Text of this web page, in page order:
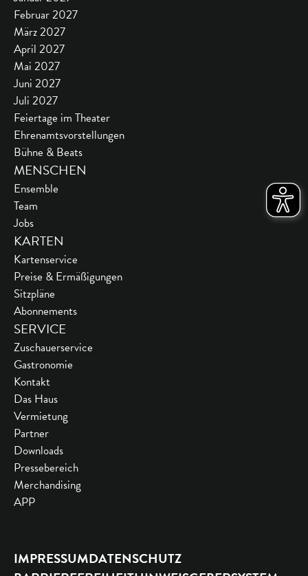
Februar 2027
März 2027
April 2027
Mai 2027
Juni 2027
Juli 2027
Feiertage im Theater
Ehrenamtsvorstellungen
Bühne & Beats
MENSCHEN
Ensemble
Team
Jobs
KARTEN
Kartenservice
Preise & Ermäßigungen
Sitzpläne
Abonnements
SERVICE
Zuschauerservice
Gastronomie
Kontakt
Das Haus
Vermietung
Partner
Downloads
Pressebereich
Merchandising
APP
IMPRESSUMDATENSCHUTZ